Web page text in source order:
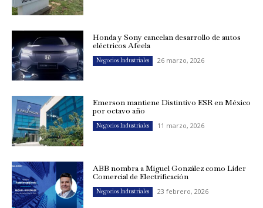
Honda y Sony cancelan desarrollo de autos
eléctricos Afeela
Negocios Industriales 26 marzo, 2026
Emerson mantiene Distintivo ESR en México
por octavo año
Negocios Industriales 11 marzo, 2026
ABB nombra a Miguel González como Líder
Comercial de Electrificación
Negocios Industriales 23 febrero, 2026